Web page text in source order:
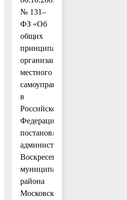
№ 131–
ФЗ «Об
общих
принципах
организации
местного
самоуправления
в
Российской
Федерации»,
постановлением
администрации
Воскресенского
муниципального
района
Московской